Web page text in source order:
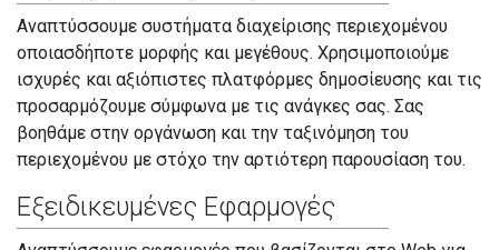
Αναπτύσσουμε συστήματα διαχείρισης περιεχομένου
οποιασδήποτε μορφής και μεγέθους. Χρησιμοποιούμε
ισχυρές και αξιόπιστες πλατφόρμες δημοσίευσης και τις
προσαρμόζουμε σύμφωνα με τις ανάγκες σας. Σας
βοηθάμε στην οργάνωση και την ταξινόμηση του
περιεχομένου με στόχο την αρτιότερη παρουσίαση του.
Εξειδικευμένες Εφαρμογές